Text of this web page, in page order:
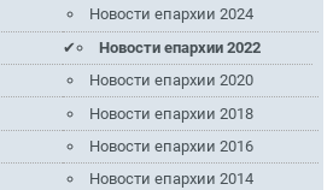
Новости епархии 2024
Новости епархии 2022
Новости епархии 2020
Новости епархии 2018
Новости епархии 2016
Новости епархии 2014